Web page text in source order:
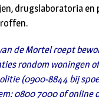
drugslaboratoria en
de Mortel roept
rondom woningen
(0900-8844 bij
0800 7000 of online